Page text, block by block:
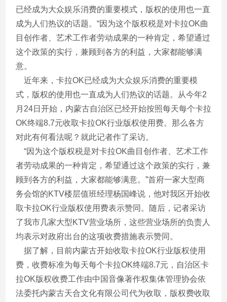
已经成为大众娱乐消费的重要模式，版权的使用也一直
成为人们热议的话题。“因为这个版权税是对卡拉OK曲
目创作者、艺术工作者劳动成果的一种肯定，希望通过
这个政策的实行，兼顾到各方的利益，大家都能够满
意。
近年来，卡拉OK已经成为大众娱乐消费的重要模
式，版权的使用也一直成为人们热议的话题。从今年2
月24日开始，内蒙古自治区已经开始按照每天每个卡拉
OK终端8.7元收取卡拉OK行业版权使用费。那么各方
对此有何看法呢？就此记者作了采访。
“因为这个版权税是对卡拉OK曲目创作者、艺术工作
者劳动成果的一种肯定，希望通过这个政策的实行，兼
顾到各方的利益，大家都能够满意。”首府一家大型商
务会馆的KTV楼层值班经理杨国峰说，他对我区开始收
取卡拉OK行业版权使用费表示赞同。随后，记者采访
了我市几家大型KTV营业场所，这些营业场所的负责人
均表示对政府出台的这项收费措施表示赞同。
据了解，目前内蒙古开始收取卡拉OK行业版权使用
费，收费标准为每天每个卡拉OK终端8.7元，自治区卡
拉OK版权收费工作由中国音像著作权集体管理协会依
法委托内蒙古天合文化有限公司代为收取，版权费收取